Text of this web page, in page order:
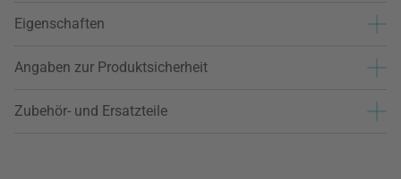
Eigenschaften
Angaben zur Produktsicherheit
Zubehör- und Ersatzteile